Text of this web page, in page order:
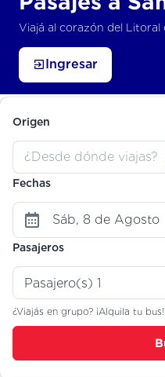
Viajá al corazón del Litoral
Ingresar
Origen
Fechas
Pasajeros
¿Viajás en grupo? ¡Alquila tu bus!